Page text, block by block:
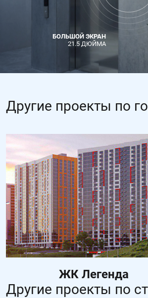
БОЛЬШОЙ ЭКРАН
21.5 ДЮЙМА
Другие проекты по
ЖК Легенда
Другие проекты по